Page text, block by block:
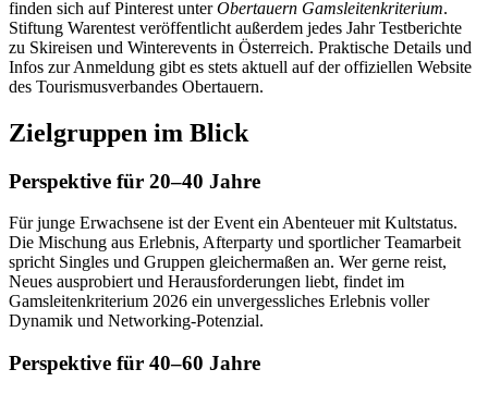
finden sich auf Pinterest unterObertauern Gamsleitenkriterium.
Stiftung Warentest veröffentlicht außerdem jedes Jahr Testberichte
zu Skireisen und Winterevents in Österreich. Praktische Details und
Infos zur Anmeldung gibt es stets aktuell auf der offiziellen Website
des Tourismusverbandes Obertauern.
Zielgruppen im Blick
Perspektive für 20–40 Jahre
Für junge Erwachsene ist der Event ein Abenteuer mit Kultstatus.
Die Mischung aus Erlebnis, Afterparty und sportlicher Teamarbeit
spricht Singles und Gruppen gleichermaßen an. Wer gerne reist,
Neues ausprobiert und Herausforderungen liebt, findet im
Gamsleitenkriterium 2026 ein unvergessliches Erlebnis voller
Dynamik und Networking-Potenzial.
Perspektive für 40–60 Jahre